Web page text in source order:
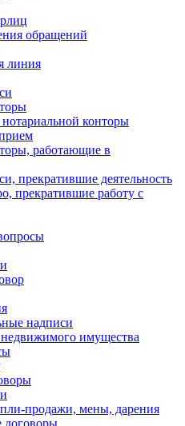
обращений
линия
конторы
работающие в
прекратившие деятельность
прекратившие работу с
надписи
имущества
продажи, мены, дарения